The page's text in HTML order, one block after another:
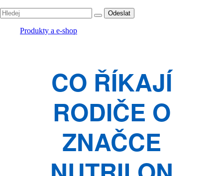
Odeslat
Produkty a e-shop
CO ŘÍKAJÍ
RODIČE O
ZNAČCE